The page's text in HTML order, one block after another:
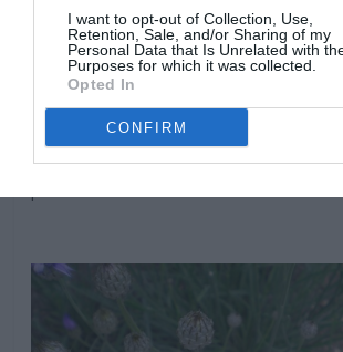
I want to opt-out of Collection, Use,
Retention, Sale, and/or Sharing of my
Personal Data that Is Unrelated with
Purposes for which it was collected.
Opted In
CONFIRM
efectuar riegos moderados en
poco mas frecuentes en plantas jóvenes
ejemplares recién trasplantados, las
bien enraizados en el suelo de
periodos cortos de sequía. En invierno
de humedad en el sustrato que puede